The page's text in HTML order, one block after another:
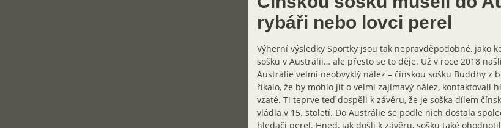
rybáři nebo lovci perel
Výherní výsledky Sportky jsou tak nepravděpodobné, jako
sošku v Austrálii… ale přesto se to děje. Už v roce 2018
Austrálie velmi neobvyklý nález – čínskou sošku Buddhy z
říkalo, že by mohlo jít o velmi zajímavý nález, kontaktovali
vzaté. Ti teprve teď dospěli k závěru, že je soška dílem
vládla v 15. století. Do Austrálie se podle nich dostala
hledači perel. Hned, jak došli k závěru, sošku také